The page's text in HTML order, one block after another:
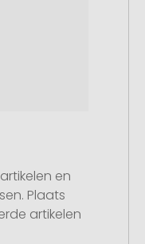
en
Plaats
artikelen